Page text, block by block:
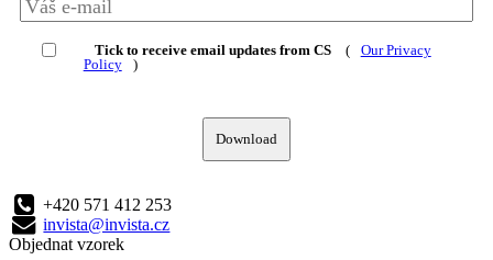
Tick to receive email updates from CS (
Our Privacy
Policy
)
Download
+420 571 412 253
invista@invista.cz
Objednat vzorek